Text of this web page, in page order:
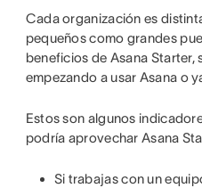
Cada organización es
pequeños como grandes
beneficios de Asana Starter,
empezando a usar Asana o
Estos son algunos
podría aprovechar Asana
Si trabajas con un